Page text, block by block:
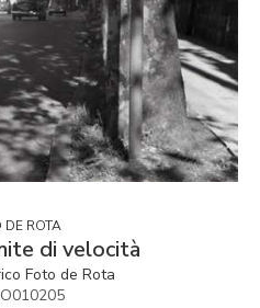
DE ROTA
di velocità
Foto de Rota